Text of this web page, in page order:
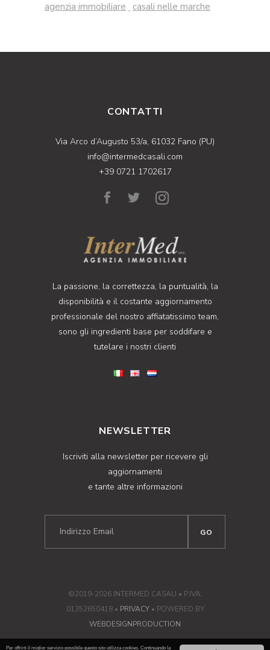
Per offrirti il miglior servizio possibile questo sito utilizza cookies. Continuando la
agenzia immobiliare , casali nelle marche
CONTATTI
Via Arco d’Augusto 53/a, 61032 Fano (PU)
info@intermedcasali.com
+39 0721 1702617
La passione, la correttezza, la puntualità, la
disponibilità e il costante aggiornamento
professionale del nostro affiatatissimo team,
sono gli ingredienti base per soddifare e
tutelare i nostri clienti
NEWSLETTER
Iscriviti alla newsletter per ricevere gli
aggiornamenti
e tante altre informazioni
©2019-2026 INTERMED CASALI • P.IVA:
01352650418 • PRIVACY• POWERED BY
WEBDESIGNPRODUCTION